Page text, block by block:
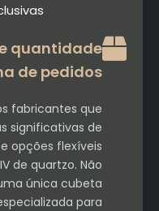
quantidade
de pedidos
fabricantes que
significativas de
opções flexíveis
de quartzo. Não
única cubeta
para